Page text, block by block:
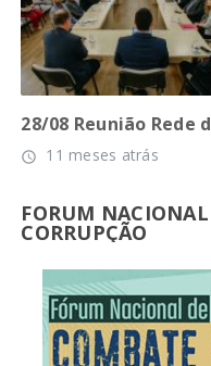
28/08 Reunião Rede
access_time 11 meses atrás
FORUM
CORRUPÇÃO